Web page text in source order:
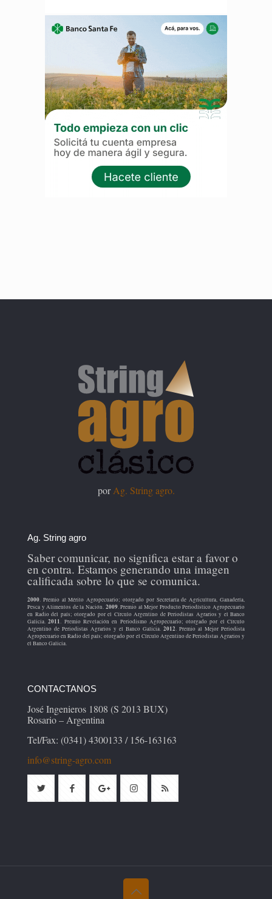
porAg. String agro.
Ag. String agro
Saber comunicar, no significa estar a favor o
en contra. Estamos generando una imagen
calificada sobre lo que se comunica.
2000. Premio al Mérito Agropecuario; otorgado por Secretaría de Agricultura, Ganadería,
Pesca y Alimentos de la Nación. 2009. Premio al Mejor Producto Periodístico Agropecuario
en Radio del país; otorgado por el Círculo Argentino de Periodistas Agrarios y el Banco
Galicia.2011. Premio Revelación en Periodismo Agropecuario; otorgado por el Círculo
Argentino de Periodistas Agrarios y el Banco Galicia. 2012. Premio al Mejor Periodista
Agropecuario en Radio del país; otorgado por el Círculo Argentino de Periodistas Agrarios y
el Banco Galicia.
CONTACTANOS
José Ingenieros 1808 (S 2013 BUX)
Rosario – Argentina
Tel/Fax: (0341) 4300133 / 156-163163
info@string-agro.com